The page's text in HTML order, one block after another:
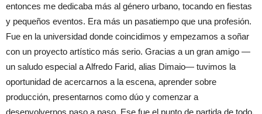
entonces me dedicaba más al género urbano, tocando en fiestas
y pequeños eventos. Era más un pasatiempo que una profesión.
Fue en la universidad donde coincidimos y empezamos a soñar
con un proyecto artístico más serio. Gracias a un gran amigo —
un saludo especial a Alfredo Farid, alias Dimaio— tuvimos la
oportunidad de acercarnos a la escena, aprender sobre
producción, presentarnos como dúo y comenzar a
desenvolvernos paso a paso. Ese fue el punto de partida de todo.